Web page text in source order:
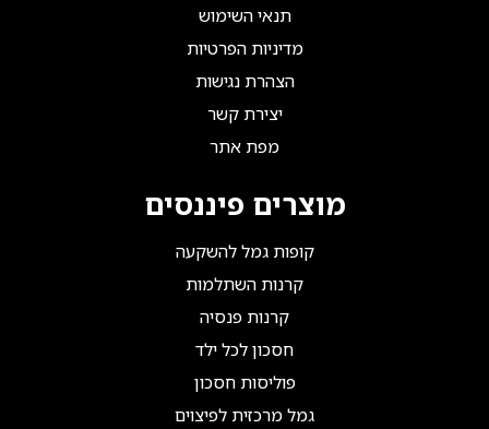
תנאי השימוש
מדיניות הפרטיות
הצהרת נגישות
יצירת קשר
מפת אתר
מוצרים פיננסים
קופות גמל להשקעה
קרנות השתלמות
קרנות פנסיה
חסכון לכל ילד
פוליסות חסכון
גמל מרכזית לפיצוים